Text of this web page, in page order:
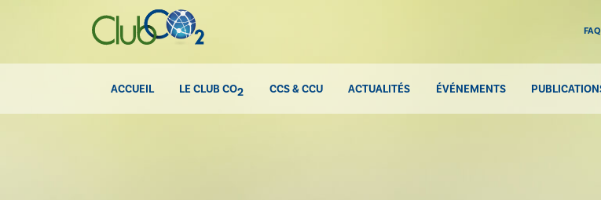
FAQ
ACCUEIL LE CLUB CO2 CCS & CCU ACTUALITÉS ÉVÉNEMENTS